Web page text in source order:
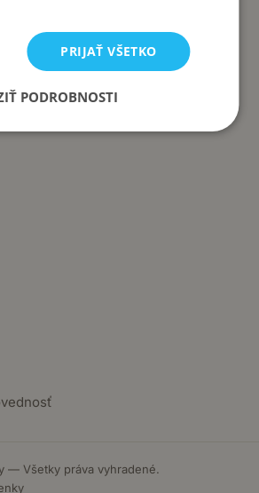
— Všetky práva vyhradené.
PRIJAŤ VŠETKO
PODROBNOSTI